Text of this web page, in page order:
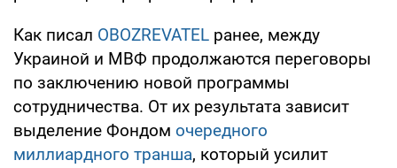
Как писал OBOZREVATEL ранее, между
Украиной и МВФ продолжаются переговоры
по заключению новой программы
сотрудничества. От их результата зависит
выделение Фондом очередного
миллиардного транша, который усилит